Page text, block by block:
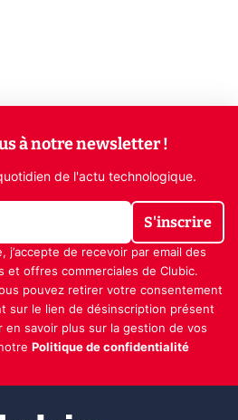
à notre newsletter !
de l'actu technologique.
S'inscrire
j’accepte de recevoir par email des
et offres commerciales de Clubic.
pouvez retirer votre consentement
sur le lien de désinscription présent
en savoir plus sur la gestion de vos
Politique de confidentialité